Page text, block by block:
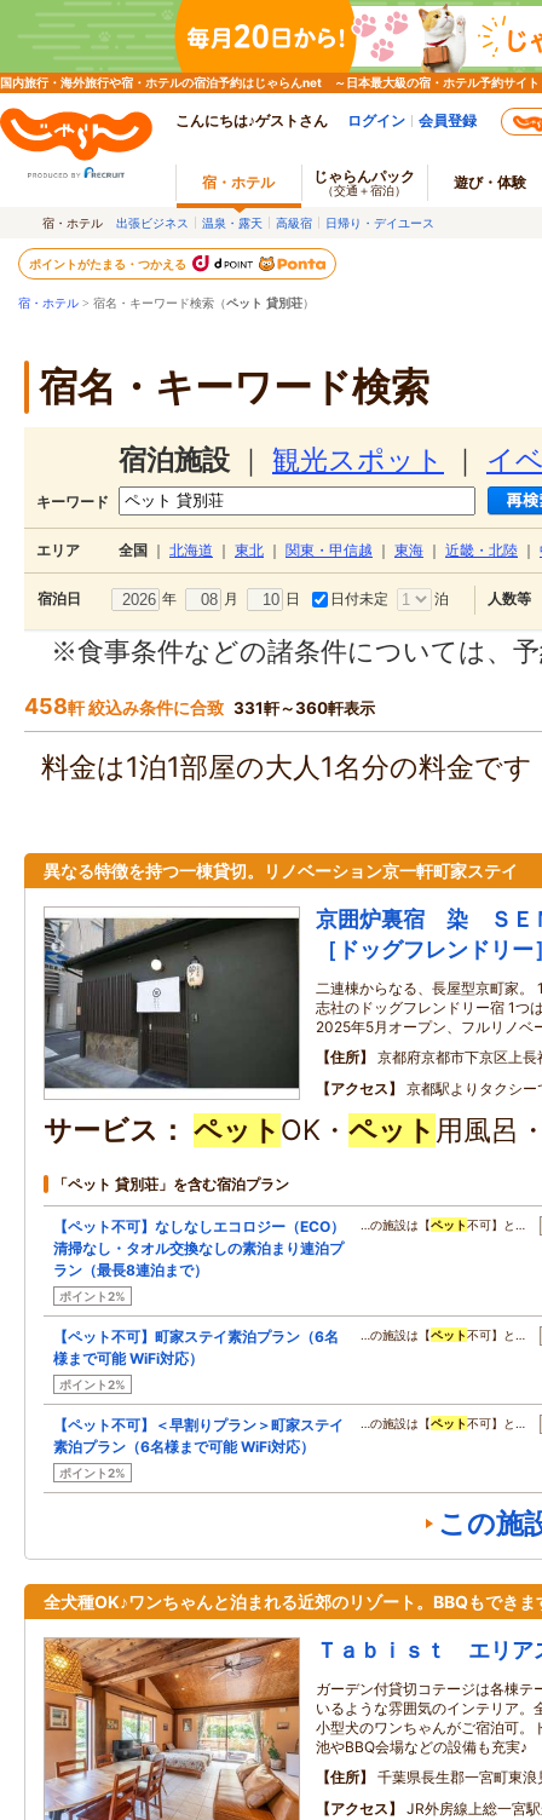
国内旅行・海外旅行や宿・ホテルの宿泊予約はじゃらんnet ～日本最大級の宿・ホテル予約サイト
こんにちは♪ゲストさん ログイン 会員登録
宿・ホテル じゃらんパック
（交通＋宿泊） 遊び・体験
宿・ホテル 出張ビジネス 温泉・露天 高級宿 日帰り・デイユース
ポイントがたまる・つかえる
宿・ホテル > 宿名・キーワード検索（ペット 貸別荘）
宿名・キーワード検索
宿泊施設 観光スポット イ
キーワード
エリア 全国 北海道 東北 関東・甲信越 東海 近畿・北陸
宿泊日 年 月 日 日付未定 泊 人数等
※食事条件などの諸条件については、
458軒 絞込み条件に合致 331軒～360軒表示
料金は1泊1部屋の大人1名分の料金で
異なる特徴を持つ一棟貸切。リノベーション京一軒町家ステイ
京囲炉裏宿 染 ＳＥ
［ドッグフレンドリー
二連棟からなる、長屋型京町家。
志社のドッグフレンドリー宿 1つ
2025年5月オープン、フルリノベ
住所
京都府京都市下京区上長
アクセス
京都駅よりタクシー
サービス ペット OK・ ペット 用風呂
「ペット 貸別荘」を含む宿泊プラン
【ペット不可】なしなしエコロジー（ECO）
清掃なし・タオル交換なしの素泊まり連泊プ
ラン（最長8連泊まで）
ポイント2%
…の施設は【ペット不可】と…
【ペット不可】町家ステイ素泊プラン（6名
様まで可能 WiFi対応）
ポイント2%
…の施設は【ペット不可】と…
【ペット不可】＜早割りプラン＞町家ステイ
素泊プラン（6名様まで可能 WiFi対応）
ポイント2%
…の施設は【ペット不可】と…
この施
全犬種OK♪ワンちゃんと泊まれる近郊のリゾート。BBQもできま
Ｔａｂｉｓｔ エリア
ガーデン付貸切コテージは各棟テ
いるような雰囲気のインテリア。
小型犬のワンちゃんがご宿泊可。
池やBBQ会場などの設備も充実♪
住所
千葉県長生郡一宮町東浪
アクセス
JR外房線上総一宮